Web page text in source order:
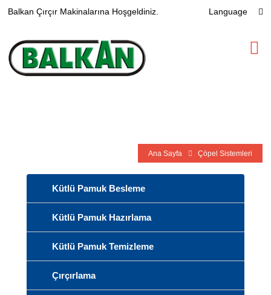
Balkan Çırçır Makinalarına Hoşgeldiniz. Language
Ana Sayfa Çöpel Sistemleri
Kütlü Pamuk Besleme
Kütlü Pamuk Hazırlama
Kütlü Pamuk Temizleme
Çırçırlama